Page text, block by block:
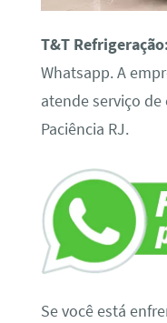
T&T
Whatsapp. A
atende serviço
Paciência RJ.
Se você está